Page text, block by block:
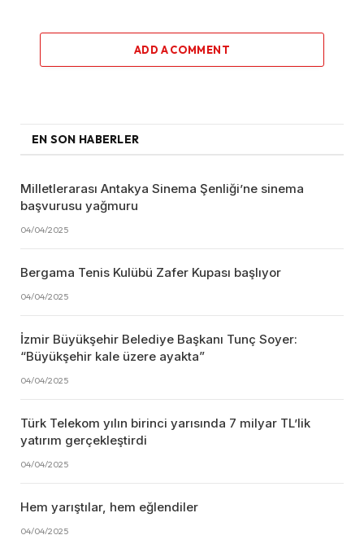
ADD A COMMENT
EN SON HABERLER
Milletlerarası Antakya Sinema Şenliği’ne sinema
başvurusu yağmuru
04/04/2025
Bergama Tenis Kulübü Zafer Kupası başlıyor
04/04/2025
İzmir Büyükşehir Belediye Başkanı Tunç Soyer:
“Büyükşehir kale üzere ayakta”
04/04/2025
Türk Telekom yılın birinci yarısında 7 milyar TL’lik
yatırım gerçekleştirdi
04/04/2025
Hem yarıştılar, hem eğlendiler
04/04/2025